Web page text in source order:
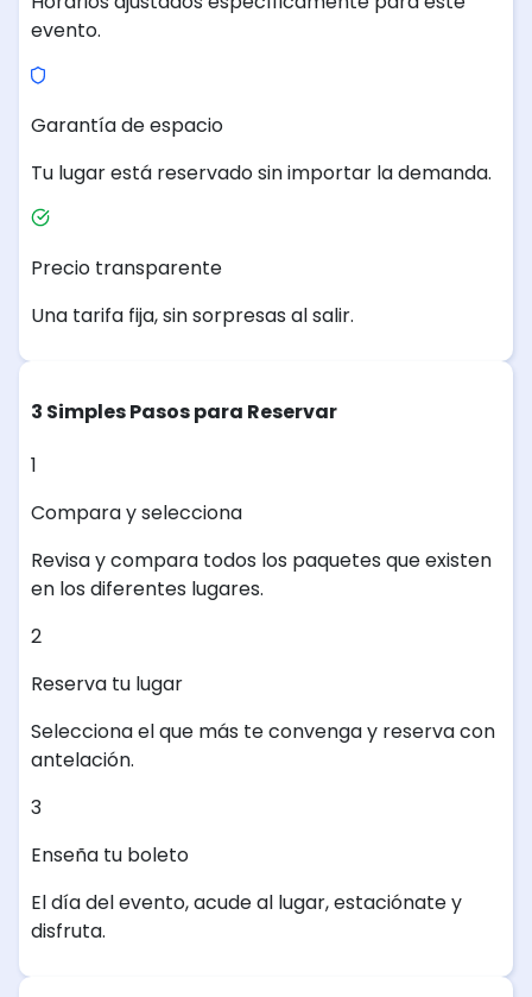
evento.
Garantía de espacio
Tu lugar está reservado sin importar la demanda.
Precio transparente
Una tarifa fija, sin sorpresas al salir.
3 Simples Pasos para Reservar
1
Compara y selecciona
Revisa y compara todos los paquetes que existen
en los diferentes lugares.
2
Reserva tu lugar
Selecciona el que más te convenga y reserva con
antelación.
3
Enseña tu boleto
El día del evento, acude al lugar, estaciónate y
disfruta.